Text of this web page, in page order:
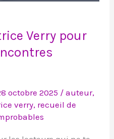
Verry pour
octobre 2025 / auteur,
verry, recueil de